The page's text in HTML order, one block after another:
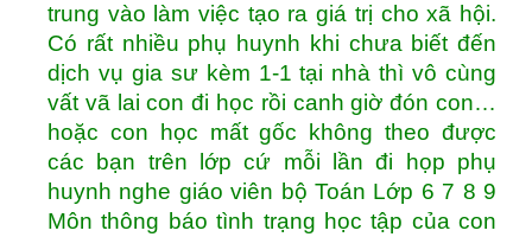
trung vào làm việc tạo ra giá trị cho xã hội.
Có rất nhiều phụ huynh khi chưa biết đến
dịch vụ gia sư kèm 1-1 tại nhà thì vô cùng
vất vã lai con đi học rồi canh giờ đón con…
hoặc con học mất gốc không theo được
các bạn trên lớp cứ mỗi lần đi họp phụ
huynh nghe giáo viên bộ Toán Lớp 6 7 8 9
Môn thông báo tình trạng học tập của con